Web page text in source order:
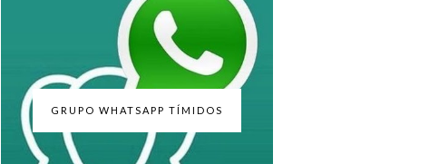
GRUPO WHATSAPP TÍMIDOS